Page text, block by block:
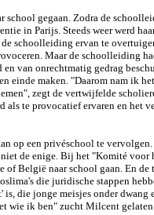
gegaan. Zodra de
in Parijs. Steeds weer werd
schoolleiding ervan te
Maar de schoolleiding
van onrechtmatig gedrag
einde maken. "Daarom nam ik
zegt de vertwijfelde
te provocatief ervaren en het
op een privéschool te
de enige. Bij het "Komité
België naar school gaan. En de
die juridische stappen
die jonge meisjes onder
wie ik ben" zucht Milcent